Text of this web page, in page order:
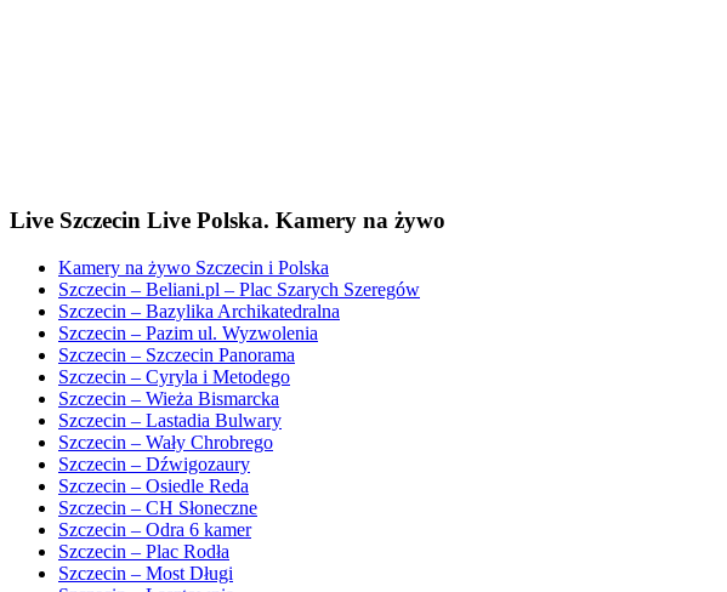
Live Szczecin Live Polska. Kamery na żywo
Kamery na żywo Szczecin i Polska
Szczecin – Beliani.pl – Plac Szarych Szeregów
Szczecin – Bazylika Archikatedralna
Szczecin – Pazim ul. Wyzwolenia
Szczecin – Szczecin Panorama
Szczecin – Cyryla i Metodego
Szczecin – Wieża Bismarcka
Szczecin – Lastadia Bulwary
Szczecin – Wały Chrobrego
Szczecin – Dźwigozaury
Szczecin – Osiedle Reda
Szczecin – CH Słoneczne
Szczecin – Odra 6 kamer
Szczecin – Plac Rodła
Szczecin – Most Długi